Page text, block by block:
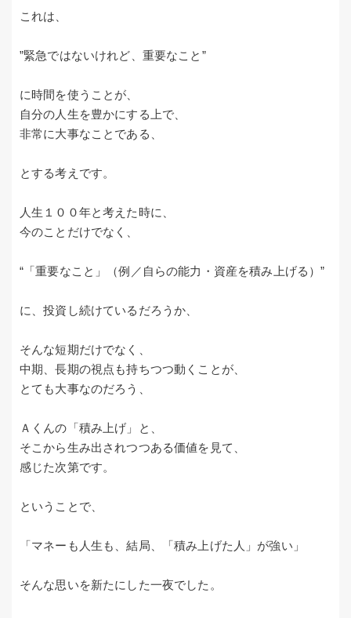
これは、
”緊急ではないけれど、重要なこと”
に時間を使うことが、
自分の人生を豊かにする上で、
非常に大事なことである、
とする考えです。
人生１００年と考えた時に、
今のことだけでなく、
“「重要なこと」（例／自らの能力・資産を積み上げる）”
に、投資し続けているだろうか、
そんな短期だけでなく、
中期、長期の視点も持ちつつ動くことが、
とても大事なのだろう、
Ａくんの「積み上げ」と、
そこから生み出されつつある価値を見て、
感じた次第です。
ということで、
「マネーも人生も、結局、「積み上げた人」が強い」
そんな思いを新たにした一夜でした。